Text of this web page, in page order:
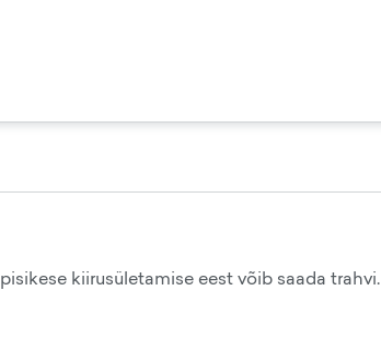
kiirusületamise eest võib saada